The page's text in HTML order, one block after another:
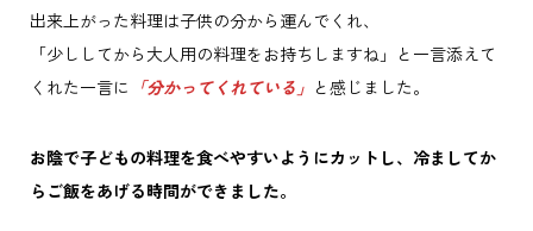
出来上がった料理は子供の分から運んでくれ、
「少ししてから大人用の料理をお持ちしますね」と一言添えて
くれた一言に 「分かってくれている」 と感じました。
お陰で子どもの料理を食べやすいようにカットし、冷ましてか
らご飯をあげる時間ができました。